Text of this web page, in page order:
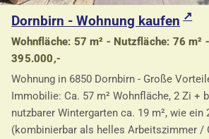
Dornbirn - Wohnung kaufen
Wohnfläche: 57 m² - Nutzfläche: 76 m²
395.000,-
Wohnung in 6850 Dornbirn - Große
Immobilie: Ca. 57 m² Wohnfläche, 2 Zi +
nutzbarer Wintergarten ca. 19 m², wie ein
(kombinierbar als helles Arbeitszimmer /